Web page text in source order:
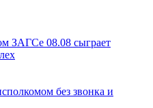
ЗАГСе 08.08 сыграет
без звонка и